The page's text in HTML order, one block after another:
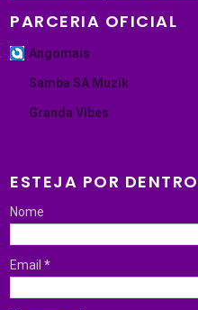
PARCERIA OFICIAL
Angomais
Samba SA Muzik
Granda Vibes
ESTEJA POR DENTRO
Nome
Email*